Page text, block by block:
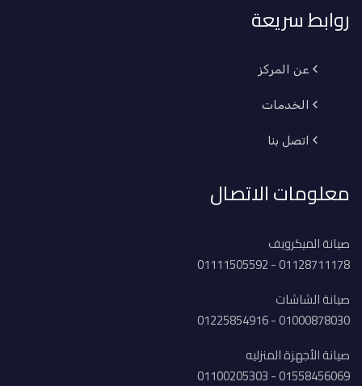
روابط سريعة
عن المركز
الخدمات
اتصل بنا
معلومات الاتصال
صيانة الميكرويف
01128711178 - 01111505592
صيانة الشاشات
01000878030 - 01225854916
صيانة الأجهزة المنزليه
01558456069 - 01100205303